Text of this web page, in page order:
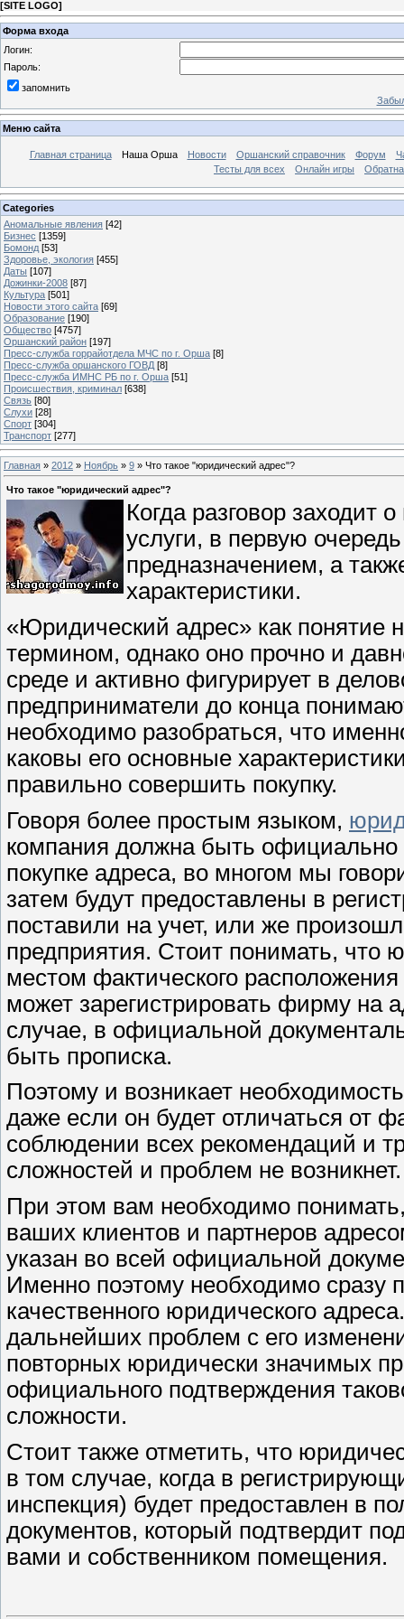
[SITE LOGO]
Форма входа
Логин:
Пароль:
запомнить
Меню сайта
Главная страница Наша Орша Новости Оршанский справочник Форум
Тесты для всех
Онлайн игры
Categories
Аномальные явления [42]
Бизнес [1359]
Бомонд [53]
Здоровье, экология [455]
Даты [107]
Дожинки-2008 [87]
Культура [501]
Новости этого сайта [69]
Образование [190]
Общество [4757]
Оршанский район [197]
Пресс-служба горрайотдела МЧС по г. Орша [8]
Пресс-служба оршанского ГОВД [8]
Пресс-служба ИМНС РБ по г. Орша [51]
Проиcшествия, криминал [638]
Связь [80]
Слухи [28]
Спорт [304]
Транспорт [277]
Главная » 2012 » Ноябрь » 9 » Что такое "юридический адрес"?
Что такое "юридический адрес"?
Когда разговор заходит
услуги, в первую
предназначением, а
характеристики.
«Юридический адрес» как понятие
термином, однако оно прочно и
среде и активно фигурирует в
предприниматели до конца
необходимо разобраться, что
каковы его основные
правильно совершить покупку.
Говоря более простым языком,
компания должна быть официально
покупке адреса, во многом мы
затем будут предоставлены в
поставили на учет, или же
предприятия. Стоит понимать, что
местом фактического
может зарегистрировать фирму
случае, в официальной
быть прописка.
Поэтому и возникает
даже если он будет отличаться от
соблюдении всех рекомендаций и
сложностей и проблем не возникнет.
При этом вам необходимо
ваших клиентов и партнеров
указан во всей официальной
Именно поэтому необходимо сразу
качественного юридического
дальнейших проблем с его
повторных юридически значимых
официального подтверждения
сложности.
Стоит также отметить, что
в том случае, когда в
инспекция) будет предоставлен в
документов, который подтвердит
вами и собственником помещения.